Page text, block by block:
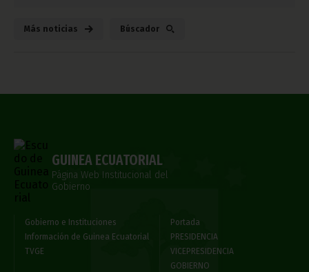
Más noticias Búscador
GUINEA ECUATORIAL
Página Web Institucional del
Gobierno
Gobierno e Instituciones
Información de Guinea Ecuatorial
TVGE
Portada
PRESIDENCIA
VICEPRESIDENCIA
GOBIERNO